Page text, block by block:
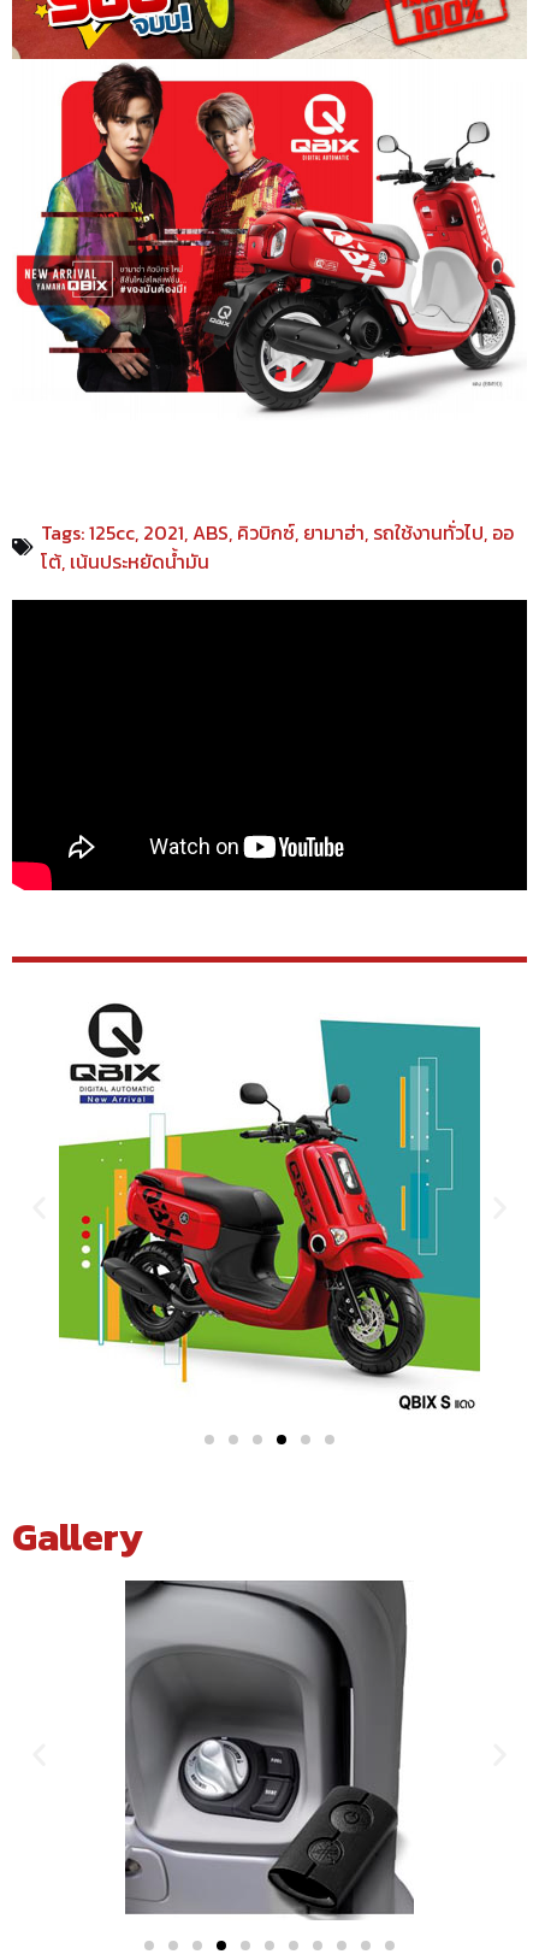
Tags:125cc, 2021,ABS, คิวบิกซ์, ยามาฮ่า, รถใช้งานทั่วไป, ออ
โต้, เน้นประหยัดน้ำมัน
Gallery